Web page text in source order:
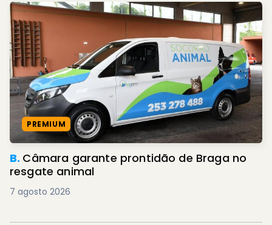
PREMIUM
B. Câmara garante prontidão de Braga no
resgate animal
7 agosto 2026